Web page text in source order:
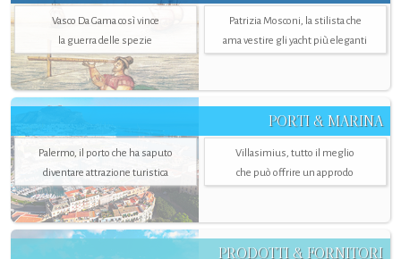
Vasco Da Gama così vince
la guerra delle spezie
Patrizia Mosconi, la stilista che
ama vestire gli yacht più eleganti
PORTI & MARINA
Palermo, il porto che ha saputo
diventare attrazione turistica
Villasimius, tutto il meglio
che può offrire un approdo
PRODOTTI & FORNITORI